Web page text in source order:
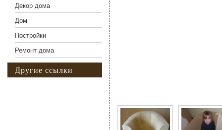
Декор дома
Дом
Постройки
Ремонт дома
Другие ссылки